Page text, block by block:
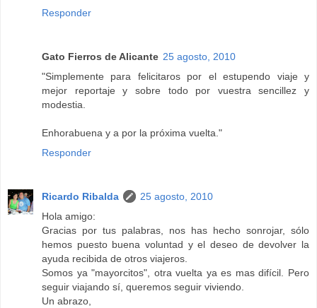
Responder
Gato Fierros de Alicante 25 agosto, 2010
"Simplemente para felicitaros por el estupendo viaje y
mejor reportaje y sobre todo por vuestra sencillez y
modestia.
Enhorabuena y a por la próxima vuelta."
Responder
Ricardo Ribalda
25 agosto, 2010
Hola amigo:
Gracias por tus palabras, nos has hecho sonrojar, sólo
hemos puesto buena voluntad y el deseo de devolver la
ayuda recibida de otros viajeros.
Somos ya "mayorcitos", otra vuelta ya es mas difícil. Pero
seguir viajando sí, queremos seguir viviendo.
Un abrazo,